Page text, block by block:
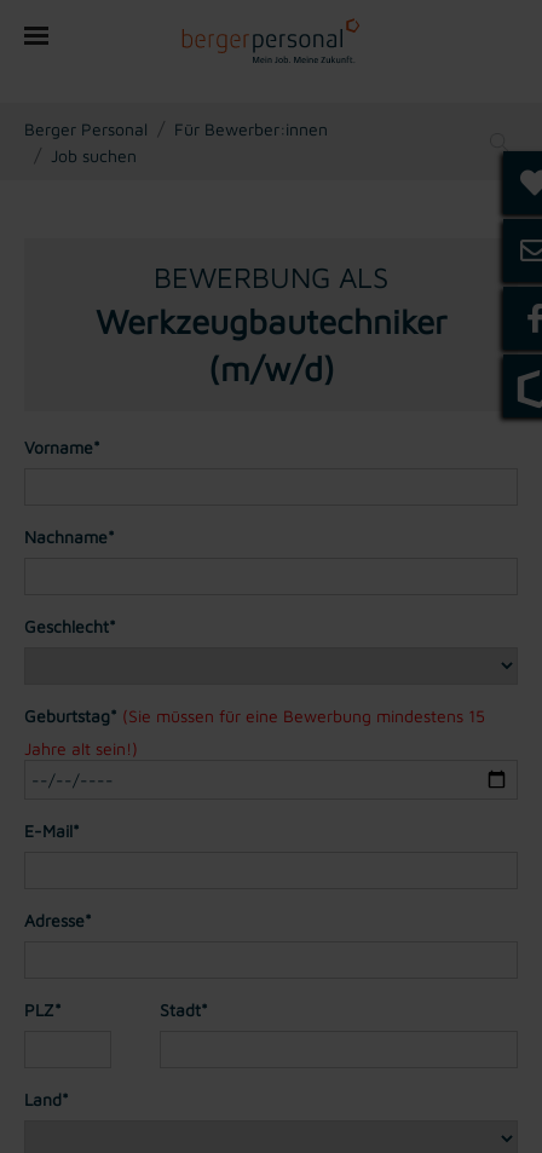
You are here:
Berger Personal
Für Bewerber:innen
Job suchen
BEWERBUNG ALS
Werkzeugbautechniker
(m/w/d)
Vorname*
Nachname*
Geschlecht*
Geburtstag* (Sie müssen für eine Bewerbung mindestens 15
Jahre alt sein!)
E-Mail*
Adresse*
PLZ* Stadt*
Land*